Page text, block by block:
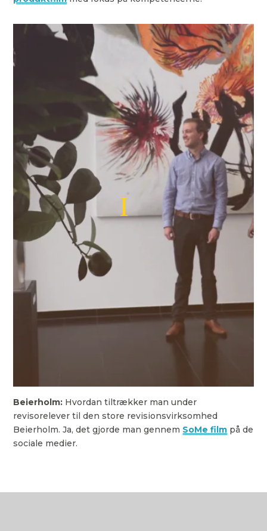
Beierholm: Hvordan tiltrækker man under
revisorelever til den store revisionsvirksomhed
Beierholm. Ja, det gjorde man gennem SoMe film på de
sociale medier.